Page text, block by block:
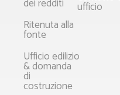
Ritenuta alla
fonte
Ufficio edilizio
& domanda
di
costruzione
ufficio